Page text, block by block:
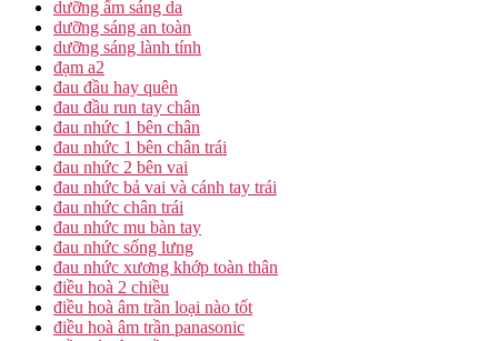
dưỡng ẩm sáng da
dưỡng sáng an toàn
dưỡng sáng lành tính
đạm a2
đau đầu hay quên
đau đầu run tay chân
đau nhức 1 bên chân
đau nhức 1 bên chân trái
đau nhức 2 bên vai
đau nhức bả vai và cánh tay trái
đau nhức chân trái
đau nhức mu bàn tay
đau nhức sống lưng
đau nhức xương khớp toàn thân
điều hoà 2 chiều
điều hoà âm trần loại nào tốt
điều hoà âm trần panasonic